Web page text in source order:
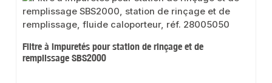
Filtre à impuretés pour station de rinçage et de
remplissage SBS2000